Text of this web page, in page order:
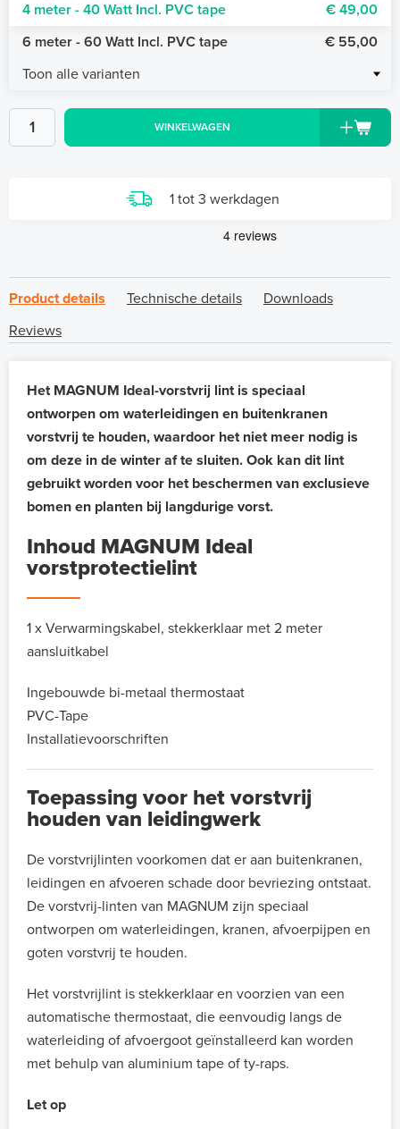
4 meter - 40 Watt Incl. PVC tape
€ 49,00
6 meter - 60 Watt Incl. PVC tape
€ 55,00
Toon alle varianten
WINKELWAGEN
1 tot 3 werkdagen
Product details Technische details
Downloads
Reviews
Het MAGNUM Ideal-vorstvrij lint is speciaal
ontworpen om waterleidingen en buitenkranen
vorstvrij te houden, waardoor het niet meer nodig is
om deze in de winter af te sluiten. Ook kan dit lint
gebruikt worden voor het beschermen van exclusieve
bomen en planten bij langdurige vorst.
Inhoud MAGNUM Ideal
vorstprotectielint
1 x Verwarmingskabel, stekkerklaar met 2 meter
aansluitkabel
Ingebouwde bi-metaal thermostaat
PVC-Tape
Installatievoorschriften
Toepassing voor het vorstvrij
houden van leidingwerk
De vorstvrijlinten voorkomen dat er aan buitenkranen,
leidingen en afvoeren schade door bevriezing ontstaat.
De vorstvrij-linten van MAGNUM zijn speciaal
ontworpen om waterleidingen, kranen, afvoerpijpen en
goten vorstvrij te houden.
Het vorstvrijlint is stekkerklaar en voorzien van een
automatische thermostaat, die eenvoudig langs de
waterleiding of afvoergoot geïnstalleerd kan worden
met behulp van aluminium tape of ty-raps.
Let op